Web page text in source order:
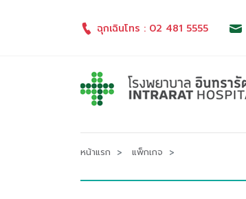
ฉุกเฉินโทร : 02 481 5555
หน้าแรก แพ็กเกจ